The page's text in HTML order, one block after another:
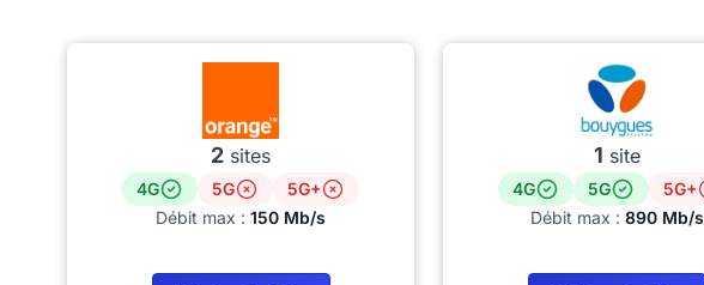
2 sites
4G 5G
5G+
Débit max : 150 Mb/s
1 site
4G 5G
5G+
Débit max : 890 Mb/s